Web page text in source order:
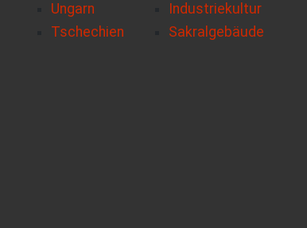
Ungarn
Tschechien
Industriekultur
Sakralgebäude